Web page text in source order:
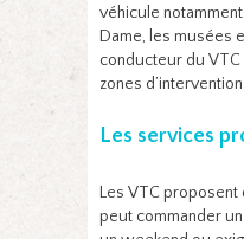
véhicule
Dame, les musées
conducteur du
zones
Les services
Les VTC
peut commander